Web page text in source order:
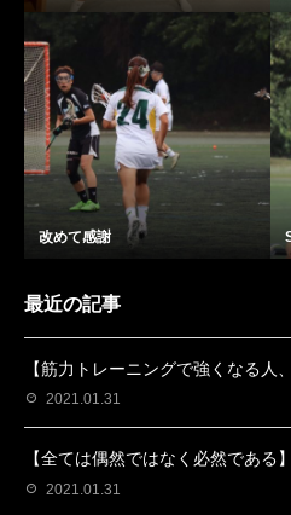
改めて感謝
最近の記事
【筋力トレーニングで強くなる人
2021.01.31
【全ては偶然ではなく必然である】
2021.01.31